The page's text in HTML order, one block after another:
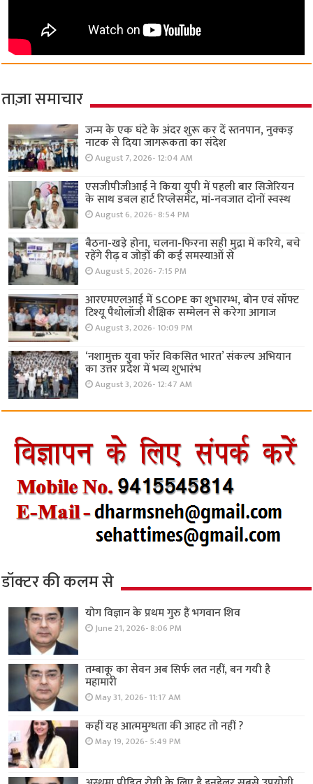
ताज़ा समाचार
जन्म के एक घंटे के अंदर शुरू कर दें स्तनपान, नुक्कड़
नाटक से दिया जागरूकता का संदेश
August 7, 2026- 12:04 AM
एसजीपीजीआई ने किया यूपी में पहली बार सिजेरियन
के साथ डबल हार्ट रिप्लेसमेंट, मां-नवजात दोनों स्वस्थ
August 6, 2026- 8:54 PM
बैठना-खड़े होना, चलना-फिरना सही मुद्रा में करिये, बचे
रहेंगे रीढ़ व जोड़ों की कई समस्याओं से
August 5, 2026- 7:15 PM
आरएमएलआई में SCOPE का शुभारम्भ, बोन एवं सॉफ्ट
टिश्यू पैथोलॉजी शैक्षिक सम्मेलन से करेगा आगाज
August 3, 2026- 10:09 PM
‘नशामुक्त युवा फॉर विकसित भारत’ संकल्प अभियान
का उत्तर प्रदेश में भव्य शुभारंभ
August 3, 2026- 12:47 AM
डॉक्टर की कलम से
योग विज्ञान के प्रथम गुरु हैं भगवान शिव
June 21, 2026- 8:06 PM
तम्बाकू का सेवन अब सिर्फ लत नहीं, बन गयी है
महामारी
May 31, 2026- 11:17 AM
कहीं यह आत्ममुग्धता की आहट तो नहीं ?
May 19, 2026- 5:49 PM